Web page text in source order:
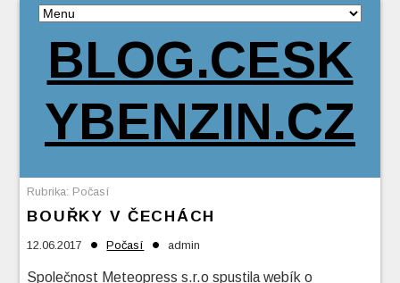
BLOG.CESK
YBENZIN.CZ
Rubrika: Počasí
BOUŘKY V ČECHÁCH
12.06.2017 • Počasí • admin
Společnost Meteopress s.r.o spustila webík o